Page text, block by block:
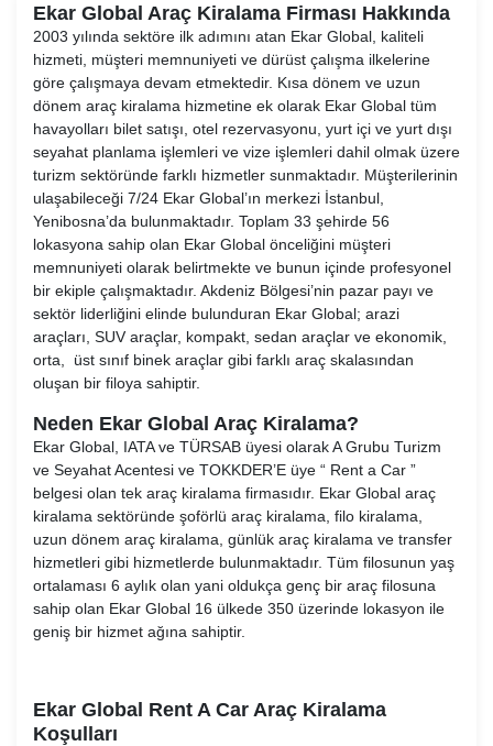
Ekar Global Araç Kiralama Firması Hakkında
2003 yılında sektöre ilk adımını atan Ekar Global, kaliteli
hizmeti, müşteri memnuniyeti ve dürüst çalışma ilkelerine
göre çalışmaya devam etmektedir. Kısa dönem ve uzun
dönem araç kiralama hizmetine ek olarak Ekar Global tüm
havayolları bilet satışı, otel rezervasyonu, yurt içi ve yurt dışı
seyahat planlama işlemleri ve vize işlemleri dahil olmak üzere
turizm sektöründe farklı hizmetler sunmaktadır. Müşterilerinin
ulaşabileceği 7/24 Ekar Global’ın merkezi İstanbul,
Yenibosna’da bulunmaktadır. Toplam 33 şehirde 56
lokasyona sahip olan Ekar Global önceliğini müşteri
memnuniyeti olarak belirtmekte ve bunun içinde profesyonel
bir ekiple çalışmaktadır. Akdeniz Bölgesi’nin pazar payı ve
sektör liderliğini elinde bulunduran Ekar Global; arazi
araçları, SUV araçlar, kompakt, sedan araçlar ve ekonomik,
orta, üst sınıf binek araçlar gibi farklı araç skalasından
oluşan bir filoya sahiptir.
Neden Ekar Global Araç Kiralama?
Ekar Global, IATA ve TÜRSAB üyesi olarak A Grubu Turizm
ve Seyahat Acentesi ve TOKKDER’E üye “ Rent a Car ”
belgesi olan tek araç kiralama firmasıdır. Ekar Global araç
kiralama sektöründe şoförlü araç kiralama, filo kiralama,
uzun dönem araç kiralama, günlük araç kiralama ve transfer
hizmetleri gibi hizmetlerde bulunmaktadır. Tüm filosunun yaş
ortalaması 6 aylık olan yani oldukça genç bir araç filosuna
sahip olan Ekar Global 16 ülkede 350 üzerinde lokasyon ile
geniş bir hizmet ağına sahiptir.
Ekar Global Rent A Car Araç Kiralama
Koşulları